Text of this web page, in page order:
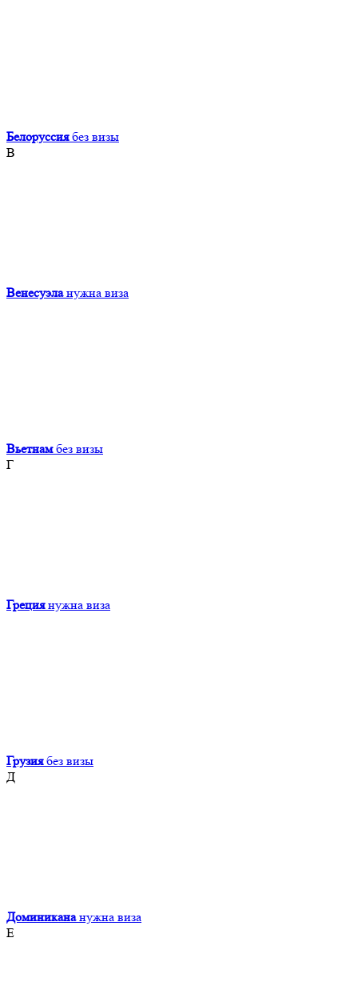
Белоруссия без визы
В
Венесуэла нужна виза
Вьетнам без визы
Г
Греция нужна виза
Грузия без визы
Д
Доминикана нужна виза
Е